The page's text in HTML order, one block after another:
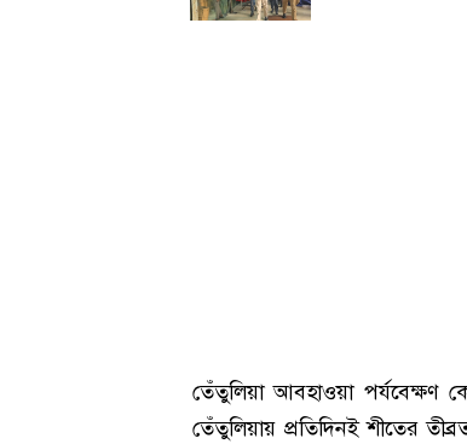
তেঁতুলিয়া আবহাওয়া পর্যবেক্ষণ
তেঁতুলিয়ায় প্রতিদিনই শীতের